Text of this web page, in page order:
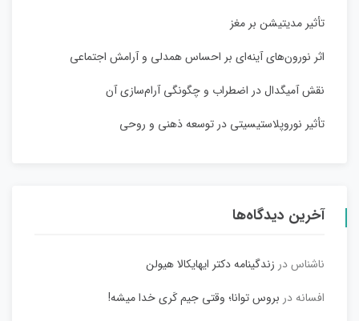
تأثیر مدیتیشن بر مغز
اثر نورون‌های آینه‌ای بر احساس همدلی و آرامش اجتماعی
نقش آمیگدال در اضطراب و چگونگی آرام‌سازی آن
تأثیر نوروپلاستیسیتی در توسعه ذهنی و روحی
آخرین دیدگاه‌ها
ناشناسدر زندگینامه دکتر ایهایکالا هیولن
افسانه در بروس توانا؛ وقتی جیم کَری خدا میشه!